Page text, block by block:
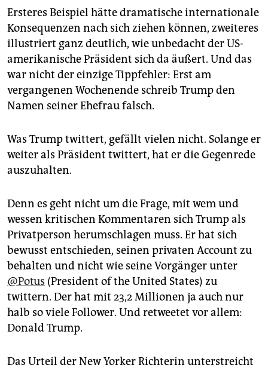
Ersteres Beispiel hätte dramatische internationale
Konsequenzen nach sich ziehen können, zweiteres
illustriert ganz deutlich, wie unbedacht der US-
amerikanische Präsident sich da äußert. Und das
war nicht der einzige Tippfehler: Erst am
vergangenen Wochenende schreib Trump den
Namen seiner Ehefrau falsch.
Was Trump twittert, gefällt vielen nicht. Solange er
weiter als Präsident twittert, hat er die Gegenrede
auszuhalten.
Denn es geht nicht um die Frage, mit wem und
wessen kritischen Kommentaren sich Trump als
Privatperson herumschlagen muss. Er hat sich
bewusst entschieden, seinen privaten Account zu
behalten und nicht wie seine Vorgänger unter
@Potus (President of the United States) zu
twittern. Der hat mit 23,2 Millionen ja auch nur
halb so viele Follower. Und retweetet vor allem:
Donald Trump.
Das Urteil der New Yorker Richterin unterstreicht